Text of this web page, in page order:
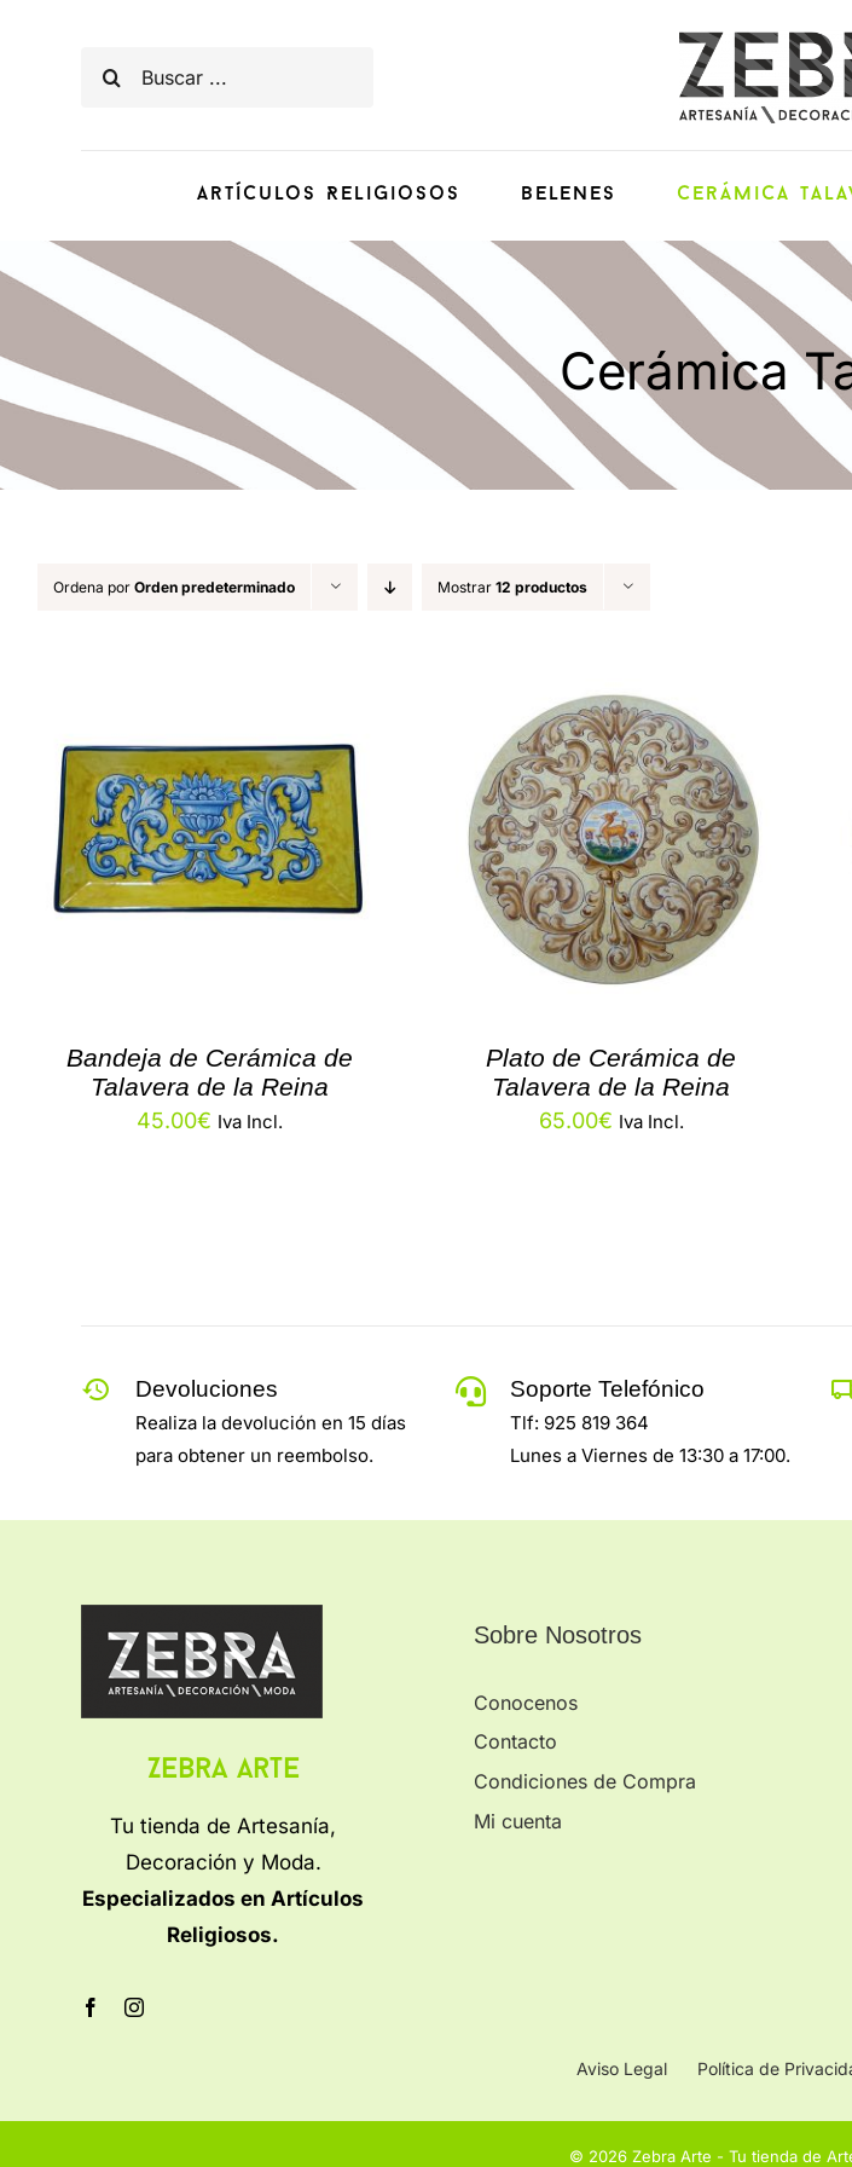
Buscar:
Artículos Religiosos Belenes Cerámica
Cerámica
Ordena por Orden predeterminado Mostrar 12 productos
Bandeja de Cerámica de
Talavera de la Reina
45.00€ Iva Incl.
Plato de Cerámica de
Talavera de la Reina
65.00€ Iva Incl.
Devoluciones
Realiza la devolución en 15 días
para obtener un reembolso.
Soporte Telefónico
Tlf: 925 819 364
Lunes a Viernes de 13:30 a 17:00.
Zebra Arte
Tu tienda de Artesanía,
Decoración y Moda.
Especializados en Artículos
Religiosos.
Sobre Nosotros
Conocenos
Contacto
Condiciones de Compra
Mi cuenta
Aviso Legal Política de
© 2026 Zebra Arte - Tu tienda de